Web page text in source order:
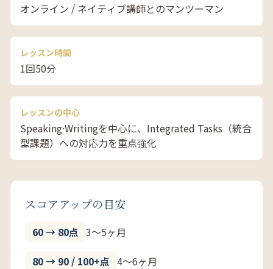
オンライン / ネイティブ講師とのマンツーマン
レッスン時間
1回50分
レッスンの中心
Speaking·Writingを中心に、Integrated Tasks（統合
型課題）への対応力を重点強化
スコアアップの目安
60 → 80点 3〜5ヶ月
80 → 90 / 100+点 4〜6ヶ月